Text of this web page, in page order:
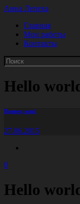
Анна Лепеха
Главная
Мои работы
Контакты
Hello
Привет, мир!
27.06.2015
0
Hello